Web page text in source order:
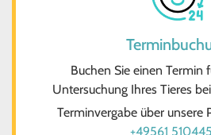
Buchen Sie einen Termin
Untersuchung Ihres Tieres
Terminvergabe über unsere
+49561